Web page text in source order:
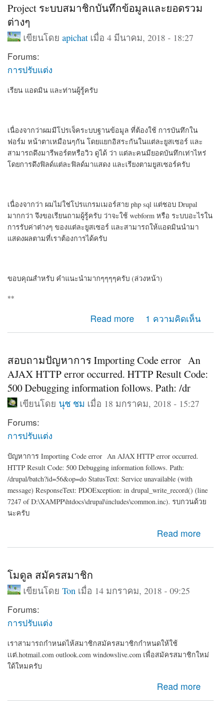
Project ระบบสมาชิกบันทึกข้อมูลและยอดรวม
ต่างๆ
เขียนโดย apichatเมื่อ 4 มีนาคม, 2018 - 18:27
Forums:
การปรับแต่ง
เรียน แอดมิน และท่านผู้รู้ครับ
เนื่องจากว่าผมมีโปรเจ็คระบบฐานข้อมูล ที่ต้องใช้ การบันทึกใน
ฟอร์ม หน้าตาเหมือนๆกัน โดยแยกอิสระกันในแต่ละยูสเซอร์ และ
สามารถดึงมารีพอร์ตหรือวิว ดูได้ ว่า แต่ละคนมียอดบันทึกเท่าไหร่
โดยการดึงฟิลด์แต่ละฟิลด์มาแสดง และเรียงตามยูสเซอร์ครับ
เนื่องจากว่า ผมไม่ใช่โปรแกรมเมอร์สาย php sql แต่ชอบ Drupal
มากกว่า จึงขอเรียนถามผู้รู้ครับ ว่าจะใช้ webform หรือ ระบบอะไรใน
การรับค่าต่างๆ ของแต่ละยูสเซอร์ และสามารถให้แอดมินนำมา
แสดงผลตามที่เราต้องการได้ครับ
ขอบคุณสำหรับ คำแนะนำมากๆๆๆๆครับ (ล่วงหน้า)
**
Read more
about Project ระบบสมาชิกบันทึกข้อมูลและยอดรวมต่างๆ
1 ความคิดเห็น
สอบถามปัญหาการ Importing Code error An
AJAX HTTP error occurred. HTTP Result Code:
500 Debugging information follows. Path: /dr
เขียนโดย นุช ชม เมื่อ 18 มกราคม, 2018 - 15:27
Forums:
การปรับแต่ง
ปัญหาการ Importing Code error An AJAX HTTP error occurred.
HTTP Result Code: 500 Debugging information follows. Path:
/drupal/batch?id=56&op=do StatusText: Service unavailable (with
message) ResponseText: PDOException: in drupal_write_record() (line
7247 of D:\XAMPP\htdocs\drupal\includes\common.inc). รบกวนด้วย
นะครับ
Read more
about สอบถามปัญหาการ Importing Code error An AJAX
HTTP error occurred. HTTP Result Code: 500
โมดูล สมัครสมาชิก
เขียนโดย Ton เมื่อ 14 มกราคม, 2018 - 09:25
Forums:
การปรับแต่ง
เราสามารถกำหนดไห้สมาชิกสมัครสมาชิกกำหนดให้ใช้
เเต่.hotmail.com outlook.com windowslive.com เพื่อสมัครสมาชิกใหม่
ใด้ใหมครับ
Read more